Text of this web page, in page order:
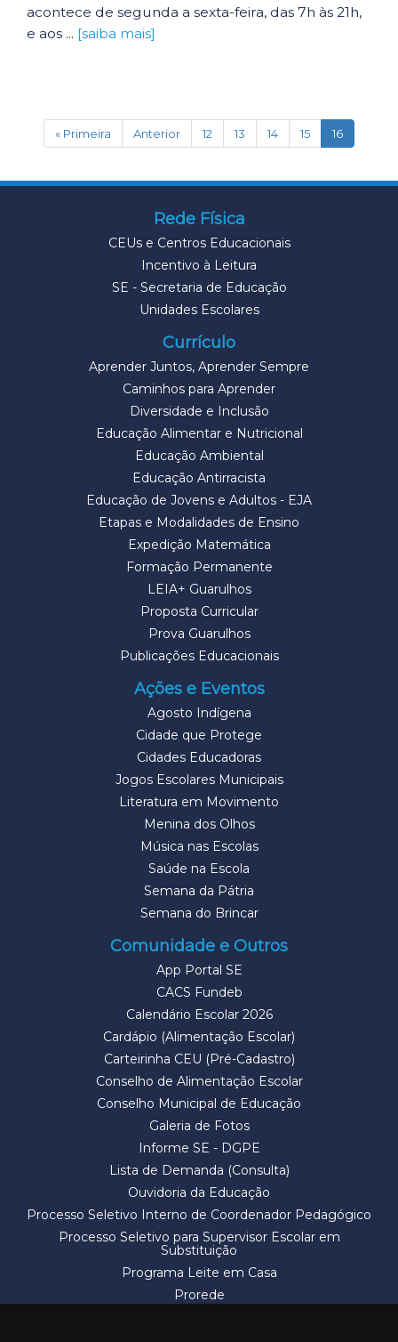
acontece de segunda a sexta-feira, das 7h às 21h,
e aos ... [saiba mais]
« Primeira Anterior 12 13 14 15 16(current)
Rede Física
CEUs e Centros Educacionais
Incentivo à Leitura
SE - Secretaria de Educação
Unidades Escolares
Currículo
Aprender Juntos, Aprender Sempre
Caminhos para Aprender
Diversidade e Inclusão
Educação Alimentar e Nutricional
Educação Ambiental
Educação Antirracista
Educação de Jovens e Adultos - EJA
Etapas e Modalidades de Ensino
Expedição Matemática
Formação Permanente
LEIA+ Guarulhos
Proposta Curricular
Prova Guarulhos
Publicações Educacionais
Ações e Eventos
Agosto Indígena
Cidade que Protege
Cidades Educadoras
Jogos Escolares Municipais
Literatura em Movimento
Menina dos Olhos
Música nas Escolas
Saúde na Escola
Semana da Pátria
Semana do Brincar
Comunidade e Outros
App Portal SE
CACS Fundeb
Calendário Escolar 2026
Cardápio (Alimentação Escolar)
Carteirinha CEU (Pré-Cadastro)
Conselho de Alimentação Escolar
Conselho Municipal de Educação
Galeria de Fotos
Informe SE - DGPE
Lista de Demanda (Consulta)
Ouvidoria da Educação
Processo Seletivo Interno de Coordenador Pedagógico
Processo Seletivo para Supervisor Escolar em
Substituição
Programa Leite em Casa
Prorede